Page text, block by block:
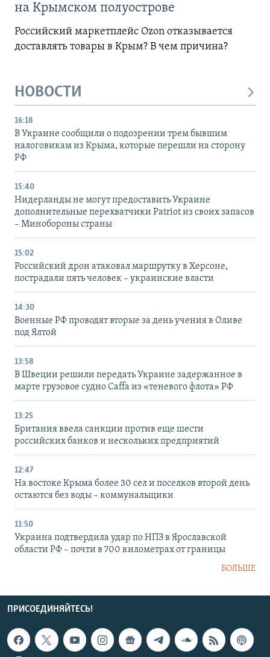
на Крымском полуострове
Российский маркетплейс Ozon отказывается
доставлять товары в Крым? В чем причина?
НОВОСТИ
16:18
В Украине сообщили о подозрении трем бывшим
налоговикам из Крыма, которые перешли на сторону
РФ
15:40
Нидерланды не могут предоставить Украине
дополнительные перехватчики Patriot из своих запасов
– Минобороны страны
15:02
Российский дрон атаковал маршрутку в Херсоне,
пострадали пять человек – украинские власти
14:30
Военные РФ проводят вторые за день учения в Оливе
под Ялтой
13:58
В Швеции решили передать Украине задержанное в
марте грузовое судно Caffa из «теневого флота» РФ
13:25
Британия ввела санкции против еще шести
российских банков и нескольких предприятий
12:47
На востоке Крыма более 30 сел и поселков второй день
остаются без воды – коммунальщики
11:50
Украина подтвердила удар по НПЗ в Ярославской
области РФ – почти в 700 километрах от границы
БОЛЬШЕ
ПРИСОЕДИНЯЙТЕСЬ!